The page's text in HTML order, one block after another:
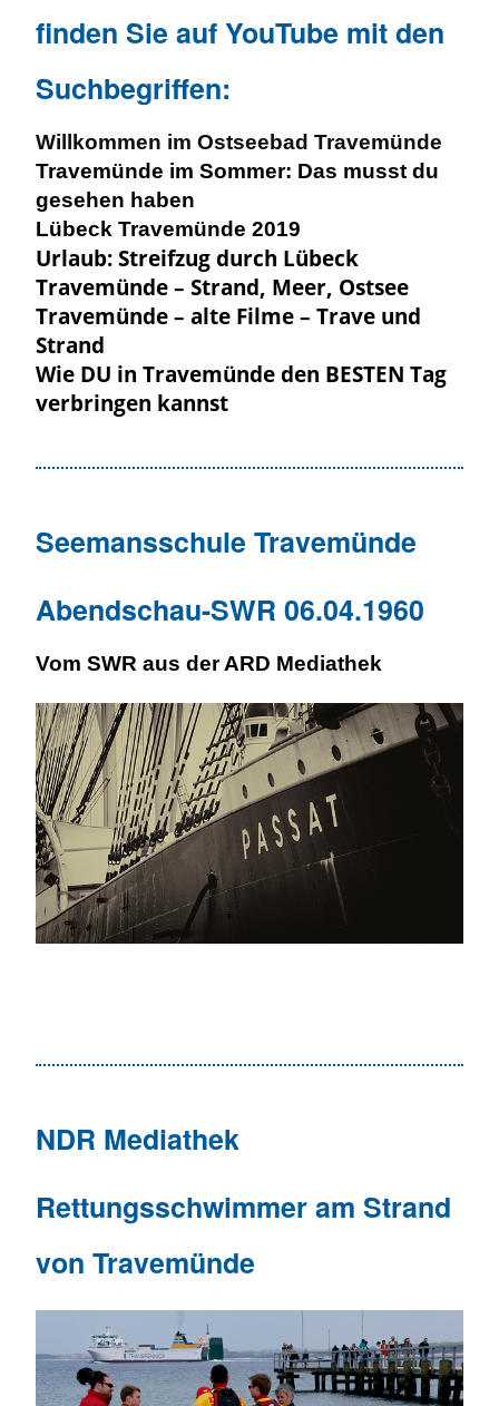
finden Sie auf YouTube mit den
Suchbegriffen:
Willkommen im Ostseebad Travemünde
Travemünde im Sommer: Das musst du
gesehen haben
Lübeck Travemünde 2019
Urlaub: Streifzug durch Lübeck
Travemünde – Strand, Meer, Ostsee
Travemünde – alte Filme – Trave und
Strand
Wie DU in Travemünde den BESTEN Tag
verbringen kannst
Seemansschule Travemünde
Abendschau-SWR 06.04.1960
Vom SWR aus der ARD Mediathek
NDR Mediathek
Rettungsschwimmer am Strand
von Travemünde